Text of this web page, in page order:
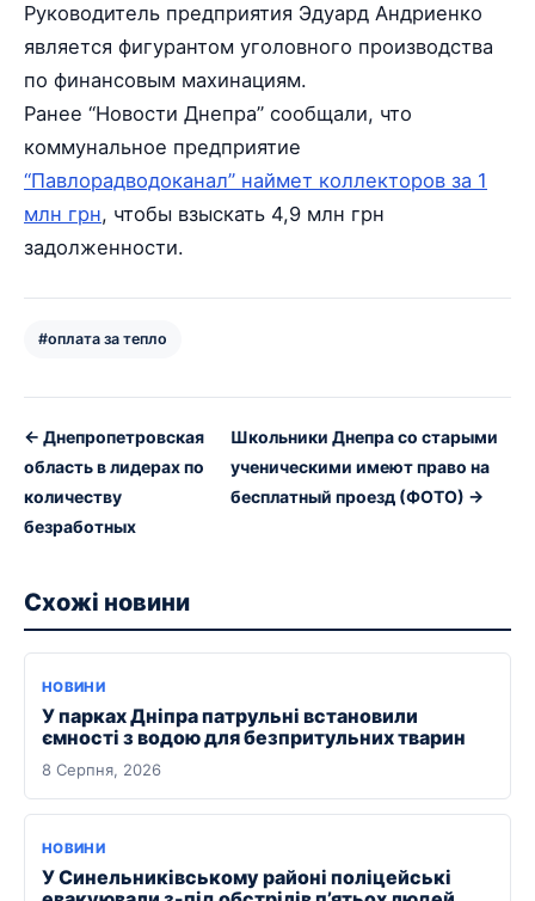
Руководитель предприятия Эдуард Андриенко
является фигурантом уголовного производства
по финансовым махинациям.
Ранее “Новости Днепра” сообщали, что
коммунальное предприятие
“Павлорадводоканал” наймет коллекторов за 1
млн грн, чтобы взыскать 4,9 млн грн
задолженности.
#оплата за тепло
← Днепропетровская
область в лидерах по
количеству
безработных
Школьники Днепра со старыми
ученическими имеют право на
бесплатный проезд (ФОТО) →
Схожі новини
НОВИНИ
У парках Дніпра патрульні встановили
ємності з водою для безпритульних тварин
8 Серпня, 2026
НОВИНИ
У Синельниківському районі поліцейські